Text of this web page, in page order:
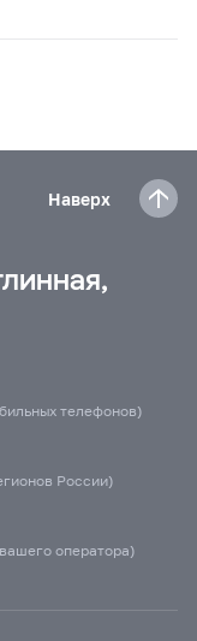
Наверх
телефонов)
России)
оператора)